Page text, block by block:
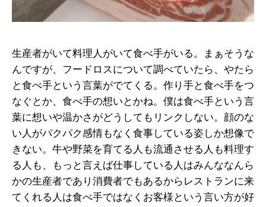
生産者がいて料理人がいて食べ手がいる。まぁそうな
んですが、フードロスについて調べていたら、やたら
と食べ手という言葉がでてくる。作り手と食べ手をつ
なぐとか、食べ手の想いとかね。僕は食べ手という言
葉に想いや温かさがどうしてもリンクしない。顔のな
い人がパクパク感情もなく食事している姿しか想像で
きない。牛や野菜を育てる人も流通させる人も料理す
る人も、もっと言えば仕事している人はみんななんら
かの生産者であり消費者でもあるからレストランに来
てくれる人は食べ手ではなくお客様という言い方が好